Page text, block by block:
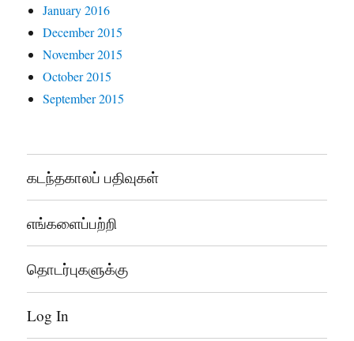
January 2016
December 2015
November 2015
October 2015
September 2015
கடந்தகாலப் பதிவுகள்
எங்களைப்பற்றி
தொடர்புகளுக்கு
Log In